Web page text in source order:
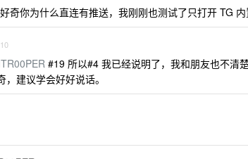
奇你为什么直连有推送，我刚刚也测试了只打开 TG 内
#19 所以#4 我已经说明了，我和朋友也不清
，建议学会好好说话。